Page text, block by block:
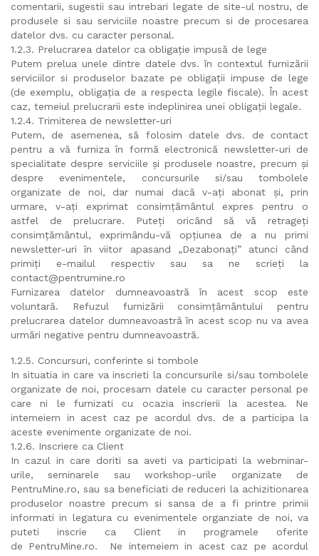
comentarii, sugestii sau intrebari legate de site-ul nostru, de
produsele si sau serviciile noastre precum si de procesarea
datelor dvs. cu caracter personal.
1.2.3. Prelucrarea datelor ca obligație impusă de lege
Putem prelua unele dintre datele dvs. în contextul furnizării
serviciilor si produselor bazate pe obligații impuse de lege
(de exemplu, obligația de a respecta legile fiscale). În acest
caz, temeiul prelucrarii este indeplinirea unei obligații legale.
1.2.4. Trimiterea de newsletter-uri
Putem, de asemenea, să folosim datele dvs. de contact
pentru a vă furniza în formă electronică newsletter-uri de
specialitate despre serviciile și produsele noastre, precum și
despre evenimentele, concursurile si/sau tombolele
organizate de noi, dar numai dacă v-ați abonat și, prin
urmare, v-ați exprimat consimțământul expres pentru o
astfel de prelucrare. Puteți oricând să vă retrageți
consimțământul, exprimându-vă opțiunea de a nu primi
newsletter-uri în viitor apasand „Dezabonați” atunci când
primiți e-mailul respectiv sau sa ne scrieți la
contact@pentrumine.ro
Furnizarea datelor dumneavoastră în acest scop este
voluntară. Refuzul furnizării consimțământului pentru
prelucrarea datelor dumneavoastră în acest scop nu va avea
urmări negative pentru dumneavoastră.
1.2.5. Concursuri, conferinte si tombole
In situatia in care va inscrieti la concursurile si/sau tombolele
organizate de noi, procesam datele cu caracter personal pe
care ni le furnizati cu ocazia inscrierii la acestea. Ne
intemeiem in acest caz pe acordul dvs. de a participa la
aceste evenimente organizate de noi.
1.2.6. Inscriere ca Client
In cazul in care doriti sa aveti va participati la webminar-
urile, seminarele sau workshop-urile organizate de
PentruMine.ro, sau sa beneficiati de reduceri la achizitionarea
produselor noastre precum si sansa de a fi printre primii
informati in legatura cu evenimentele organziate de noi, va
puteti inscrie ca Client in programele oferite
de PentruMine.ro. Ne intemeiem in acest caz pe acordul